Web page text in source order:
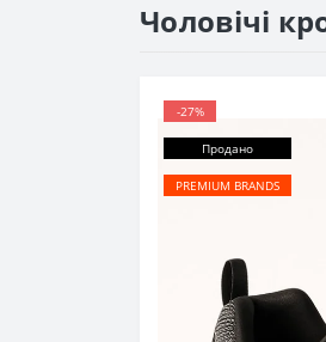
Чоловічі
-27%
Продано
PREMIUM BRANDS